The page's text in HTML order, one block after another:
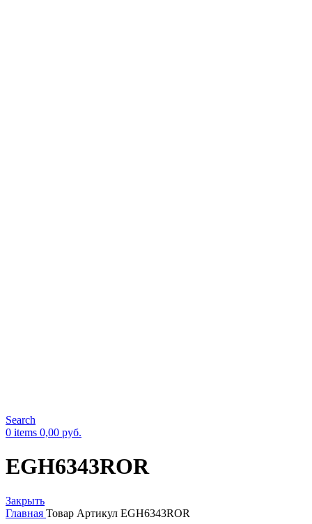
Search
0 items 0,00 руб.
EGH6343ROR
Закрыть
Главная Товар Артикул EGH6343ROR